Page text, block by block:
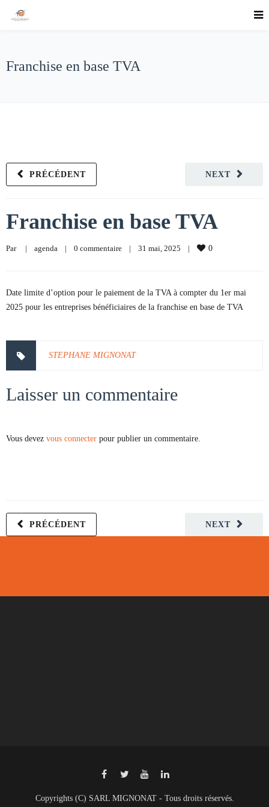
Franchise en base TVA
NEXT
PRÉCÉDENT
Franchise en base TVA
Par | agenda | 0 commentaire | 31 mai, 2025 | 0
Date limite d’option pour le paiement de la TVA à compter du 1er mai
2025 pour les entreprises bénéficiaires de la franchise en base de TVA
STEPHANE MIGNONAT
Laisser un commentaire
Vous devez vous connecter pour publier un commentaire.
NEXT
PRÉCÉDENT
Copyrights (C) SARL MIGNONAT - Tous droits réservés.